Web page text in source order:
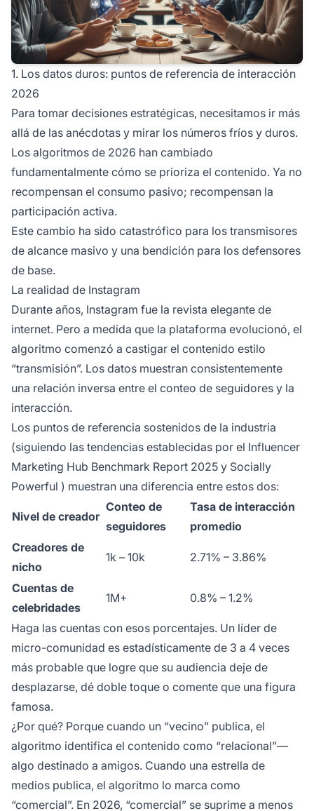
1. Los datos duros: puntos de referencia de interacción
2026
Para tomar decisiones estratégicas, necesitamos ir más
allá de las anécdotas y mirar los números fríos y duros.
Los algoritmos de 2026 han cambiado
fundamentalmente cómo se prioriza el contenido. Ya no
recompensan el consumo pasivo; recompensan la
participación activa.
Este cambio ha sido catastrófico para los transmisores
de alcance masivo y una bendición para los defensores
de base.
La realidad de Instagram
Durante años, Instagram fue la revista elegante de
internet. Pero a medida que la plataforma evolucionó, el
algoritmo comenzó a castigar el contenido estilo
“transmisión”. Los datos muestran consistentemente
una relación inversa entre el conteo de seguidores y la
interacción.
Los puntos de referencia sostenidos de la industria
(siguiendo las tendencias establecidas por el Influencer
Marketing Hub Benchmark Report 2025 y Socially
Powerful ) muestran una diferencia entre estos dos:
Nivel de creador
Conteo de
seguidores
Tasa de interacción
promedio
Creadores de
nicho
1k – 10k 2.71% – 3.86%
Cuentas de
celebridades
1M+ 0.8% – 1.2%
Haga las cuentas con esos porcentajes. Un líder de
micro-comunidad es estadísticamente de 3 a 4 veces
más probable que logre que su audiencia deje de
desplazarse, dé doble toque o comente que una figura
famosa.
¿Por qué? Porque cuando un “vecino” publica, el
algoritmo identifica el contenido como “relacional”—
algo destinado a amigos. Cuando una estrella de
medios publica, el algoritmo lo marca como
“comercial”. En 2026, “comercial” se suprime a menos